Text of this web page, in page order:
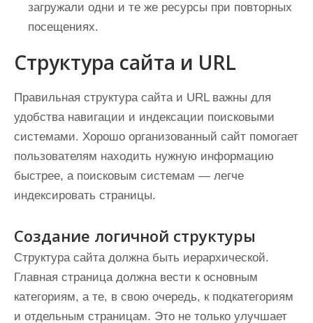
загружали одни и те же ресурсы при повторных
посещениях.
Структура сайта и URL
Правильная структура сайта и URL важны для
удобства навигации и индексации поисковыми
системами. Хорошо организованный сайт помогает
пользователям находить нужную информацию
быстрее, а поисковым системам — легче
индексировать страницы.
Создание логичной структуры
Структура сайта должна быть иерархической.
Главная страница должна вести к основным
категориям, а те, в свою очередь, к подкатегориям
и отдельным страницам. Это не только улучшает